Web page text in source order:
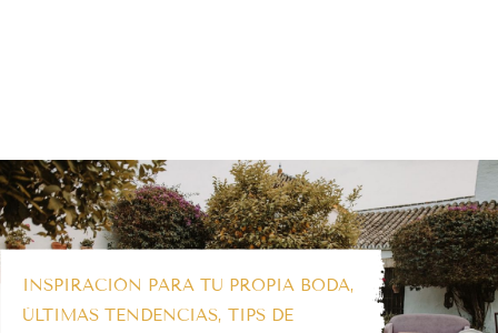
INSPIRACIÓN PARA TU PROPIA BODA,
ÚLTIMAS TENDENCIAS, TIPS DE